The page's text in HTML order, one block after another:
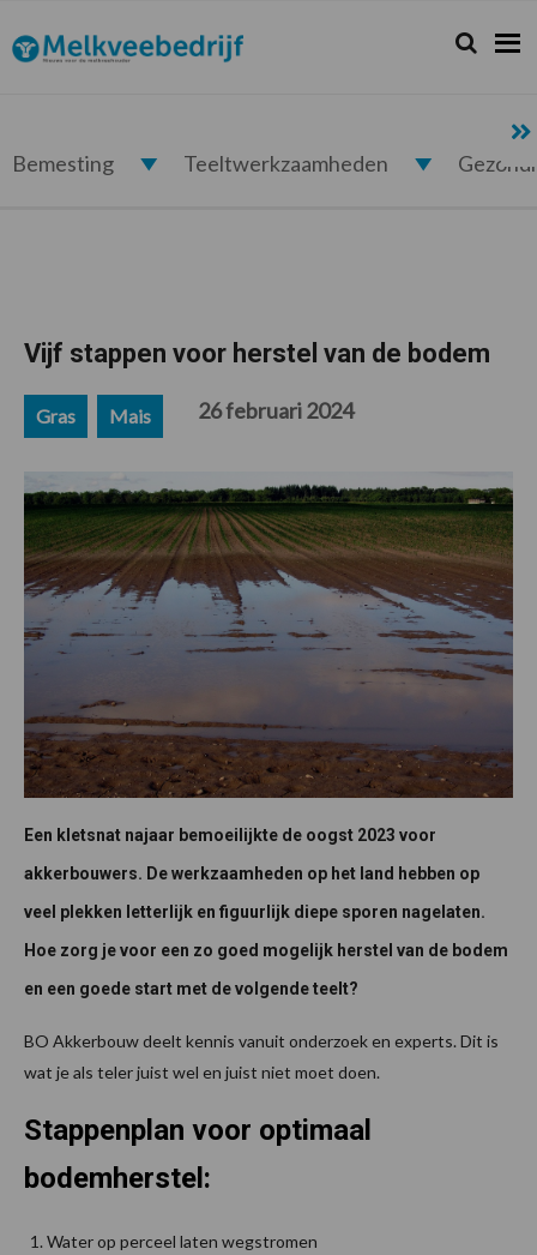
de
hoofdnavigatie
de
hoofd
de
eerste
de
voettekst
Melkveebedrijf.nl Zoeken...
Zoek
Bemesting Teeltwerkzaamheden
Vijf stappen voor herstel van de bodem
Gras Mais 26 februari 2024
Een kletsnat najaar bemoeilijkte de oogst 2023 voor
akkerbouwers. De werkzaamheden op het land hebben op
veel plekken letterlijk en figuurlijk diepe sporen nagelaten.
Hoe zorg je voor een zo goed mogelijk herstel van de bodem
en een goede start met de volgende teelt?
BO Akkerbouw deelt kennis vanuit onderzoek en experts. Dit is
wat je als teler juist wel en juist niet moet doen.
Stappenplan voor optimaal
bodemherstel:
Water op perceel laten wegstromen